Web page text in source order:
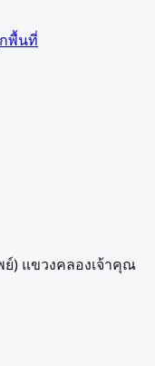
พื้นที่
) แขวงคลองเจ้าคุณ